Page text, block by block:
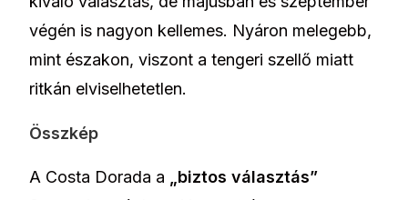
végén is nagyon kellemes. Nyáron melegebb,
mint északon, viszont a tengeri szellő miatt
ritkán elviselhetetlen.
Összkép
A Costa Dorada a „biztos választás”